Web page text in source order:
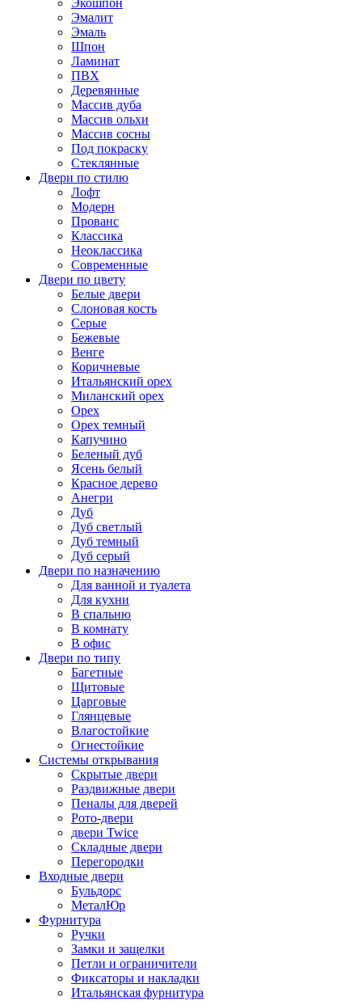
Экошпон
Эмалит
Эмаль
Шпон
Ламинат
ПВХ
Деревянные
Массив дуба
Массив ольхи
Массив сосны
Под покраску
Стеклянные
Двери по стилю
Лофт
Модерн
Прованс
Классика
Неоклассика
Современные
Двери по цвету
Белые двери
Слоновая кость
Серые
Бежевые
Венге
Коричневые
Итальянский орех
Миланский орех
Орех
Орех темный
Капучино
Беленый дуб
Ясень белый
Красное дерево
Анегри
Дуб
Дуб светлый
Дуб темный
Дуб серый
Двери по назначению
Для ванной и туалета
Для кухни
В спальню
В комнату
В офис
Двери по типу
Багетные
Щитовые
Царговые
Глянцевые
Влагостойкие
Огнестойкие
Системы открывания
Скрытые двери
Раздвижные двери
Пеналы для дверей
Рото-двери
двери Twice
Складные двери
Перегородки
Входные двери
Бульдорс
МеталЮр
Фурнитура
Ручки
Замки и защелки
Петли и ограничители
Фиксаторы и накладки
Итальянская фурнитура